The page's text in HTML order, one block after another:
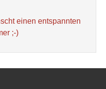
einen entspannten
;-)